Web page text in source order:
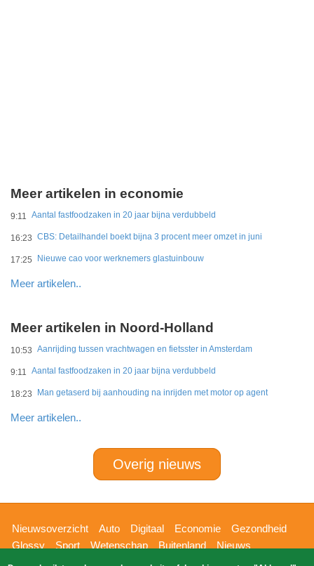
Meer artikelen in economie
9:11 Aantal fastfoodzaken in 20 jaar bijna verdubbeld
16:23 CBS: Detailhandel boekt bijna 3 procent meer omzet in juni
17:25 Nieuwe cao voor werknemers glastuinbouw
Meer artikelen..
Meer artikelen in Noord-Holland
10:53 Aanrijding tussen vrachtwagen en fietsster in Amsterdam
9:11 Aantal fastfoodzaken in 20 jaar bijna verdubbeld
18:23 Man getaserd bij aanhouding na inrijden met motor op agent
Meer artikelen..
Overig nieuws
Hoofdnavigatie
Nieuwsoverzicht Auto Digitaal Economie
Gezondheid
Glossy
Sport Wetenschap Buitenland
Nieuws
Bizzpress
Blik op 112 Provincies Weekoverzicht